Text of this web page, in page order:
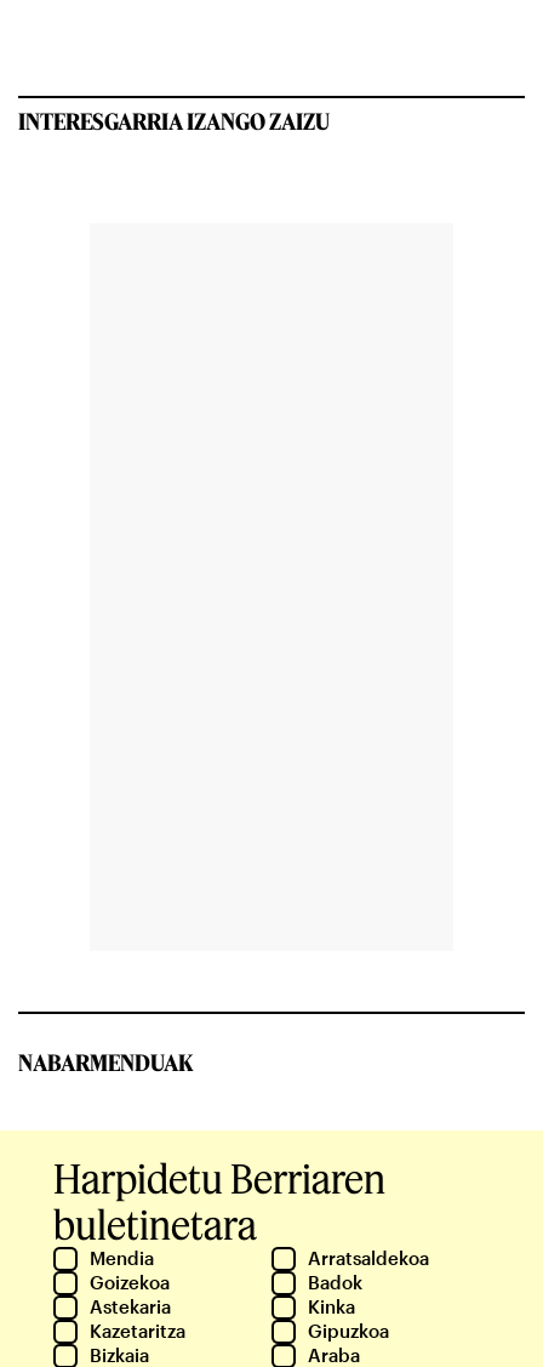
INTERESGARRIA IZANGO ZAIZU
NABARMENDUAK
Harpidetu Berriaren
buletinetara
Mendia
Arratsaldekoa
Goizekoa
Badok
Astekaria
Kinka
Kazetaritza
Gipuzkoa
Bizkaia
Araba